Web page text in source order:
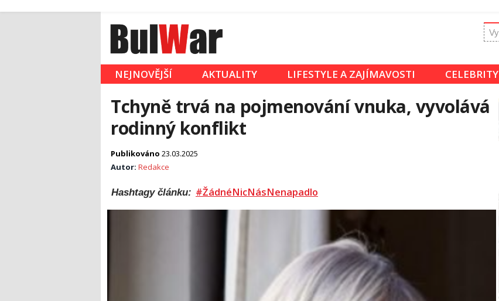
NEJNOVĚJŠÍ AKTUALITY LIFESTYLE A ZAJÍMAVOSTI CELEBRITY
Tchyně trvá na pojmenování vnuka, vyvolává
rodinný konflikt
Publikováno 23.03.2025
Autor: Redakce
Hashtagy článku: #ŽádnéNicNásNenapadlo